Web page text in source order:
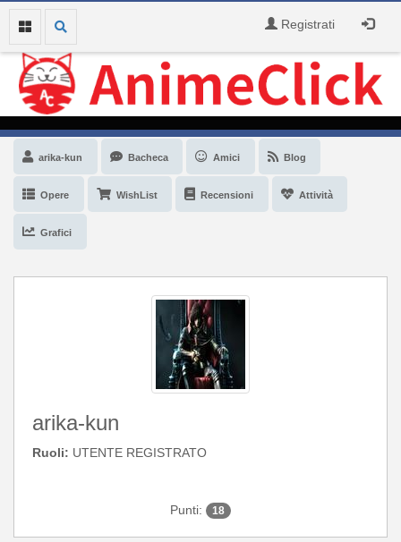
Registrati
arika-kun Bacheca Amici Blog
Opere WishList Recensioni Attività
Grafici
arika-kun
Ruoli: UTENTE REGISTRATO
Punti: 18